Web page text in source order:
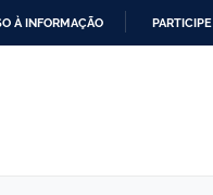
À INFORMAÇÃO PARTICIPE